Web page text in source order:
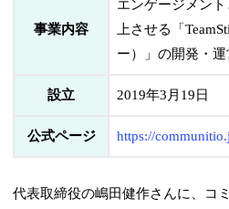
事業内容
エンゲージメン
上させる「
ー）」の開発・運
設立 2019年3月19日
公式ページ https://
代表取締役の嶋田健作さんに、コ